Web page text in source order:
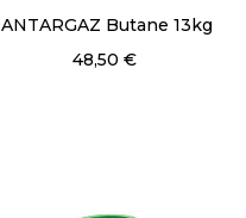
ANTARGAZ Butane 13kg
48,50 €